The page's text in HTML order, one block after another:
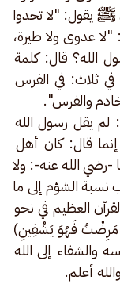
ﷺ يقول: "لا تحدوا
عدوى ولا طيرة،
الله؟ قال: كلمة
ثلاث: في الفرس
والفرس".
لم يقل رسول الله
إنما قال: كان أهل
رضي الله عنه-: ولا
نسبة الشؤم إلى ما
العظيم في نحو
مَرِضْتُ فَهُوَ يَشْفِينِ)
والشفاء إلى الله
أعلم.